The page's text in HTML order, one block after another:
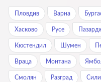
Пловдив Варна
Хасково Русе
Кюстендил Шумен
Враца Монтана
Смолян Разград